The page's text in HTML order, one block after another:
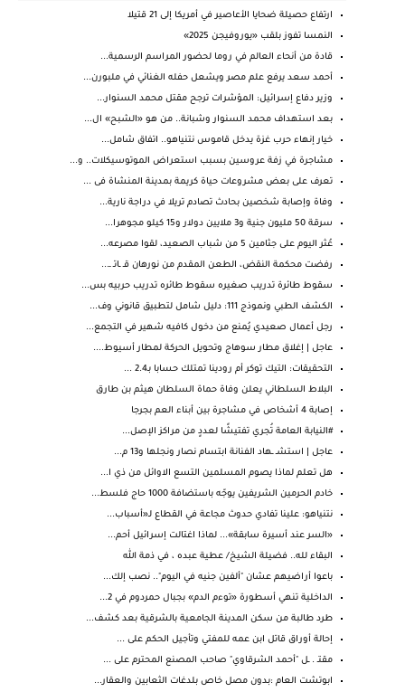
ارتفاع حصيلة ضحايا الأعاصير في أمريكا إلى 21 قتيلا
النمسا تفوز بلقب «يوروفيجن 2025»
قادة من أنحاء العالم في روما لحضور المراسم الرسمية...
أحمد سعد يرفع علم مصر ويشعل حفله الغنائي في ملبورن...
وزير دفاع إسرائيل: المؤشرات ترجح مقتل محمد السنوار...
بعد استهداف محمد السنوار وشبانة.. من هو «الشبح» ال...
خيار إنهاء حرب غزة يدخل قاموس نتنياهو.. اتفاق شامل...
مشاجرة في زفة عروسين بسبب استعراض الموتوسيكلات.. و...
تعرف على بعض مشروعات حياة كريمة بمدينة المنشاة فى ...
وفاة وإصابة شخصين بحادث تصادم تريلا في دراجة نارية...
سرقة 50 مليون جنية و3 ملايين دولار و15 كيلو مجوهرا...
عُثر اليوم على جثامين 5 من شباب الصعيد، لقوا مصرعه...
رفضت محكمة النقض، الطعن المقدم من نورهان قـ ـاتـ ـ...
سقوط طائرة تدريب صغيره سقوط طائره تدريب حربيه بس...
الكشف الطبي ونموذج 111: دليل شامل لتطبيق قانوني وف...
رجل أعمال صعيدي يُمنع من دخول كافيه شهير في التجمع...
عاجل | إغلاق مطار سوهاج وتحويل الحركة لمطار أسيوط....
التحقيقات: التيك توكر أم رودينا تمتلك حسابا بـ2.4 ...
البلاط السلطاني يعلن وفاة حماة السلطان هيثم بن طارق
إصابة 4 أشخاص في مشاجرة بين أبناء العم بجرجا
#النيابة العامة تُجري تفتيشًا لعددٍ من مراكز الإصل...
عاجل | استشـ ـهاد الفنانة ابتسام نصار ونجلها و13 م...
هل تعلم لماذا يصوم المسلمين التسع الاوائل من ذي ا...
خادم الحرمين الشريفين يوجّه باستضافة 1000 حاج فلسط...
نتنياهو: علينا تفادي حدوث مجاعة في القطاع لـ«أسباب...
«السر عند أسيرة سابقة»... لماذا اغتالت إسرائيل أحم...
البقاء لله.. فضيلة الشيخ/ عطية عبده ، في ذمة الله
باعوا أراضيهم عشان "ألفين جنيه في اليوم".. نصب إلك...
الداخلية تنهي أسطورة «توءم الدم» بجبال حمردوم في 2...
طرد طالبة من سكن المدينة الجامعية بالشرقية بعد كشف...
إحالة أوراق قاتل ابن عمه للمفتي وتأجيل الحكم على ...
مقتـ . ـل "أحمد الشرقاوي" صاحب المصنع المحترم على ...
ابوتشت العام :بدون مصل خاص بلدغات الثعابين والعقار...